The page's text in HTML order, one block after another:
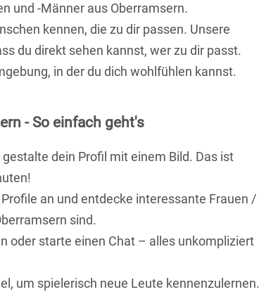
und -Männer aus Oberramsern.
kennen, die zu dir passen. Unsere
du direkt sehen kannst, wer zu dir passt.
in der du dich wohlfühlen kannst.
- So einfach geht's
dein Profil mit einem Bild. Das ist
an und entdecke interessante Frauen /
sind.
oder starte einen Chat – alles unkompliziert
um spielerisch neue Leute kennenzulernen.